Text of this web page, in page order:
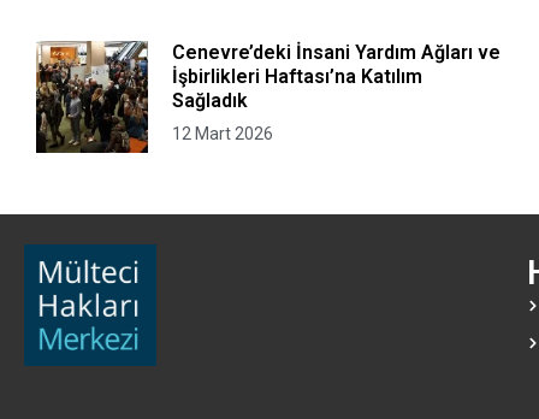
Cenevre’deki İnsani Yardım Ağları ve
İşbirlikleri Haftası’na Katılım
Sağladık
12 Mart 2026